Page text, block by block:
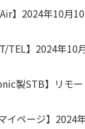
Air】2024年10
TEL】2024年
製STB】リモ
マイページ】